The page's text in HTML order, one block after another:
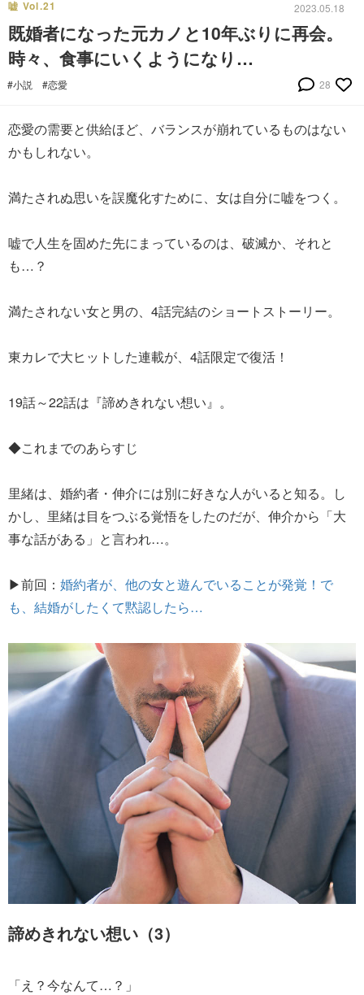
嘘 Vol.21 2023.05.18
既婚者になった元カノと10年ぶりに再会。
時々、食事にいくようになり…
#小説 #恋愛 28
恋愛の需要と供給ほど、バランスが崩れているものはない
かもしれない。
満たされぬ思いを誤魔化すために、女は自分に嘘をつく。
嘘で人生を固めた先にまっているのは、破滅か、それと
も…？
満たされない女と男の、4話完結のショートストーリー。
東カレで大ヒットした連載が、4話限定で復活！
19話～22話は『諦めきれない想い』。
◆これまでのあらすじ
里緒は、婚約者・伸介には別に好きな人がいると知る。し
かし、里緒は目をつぶる覚悟をしたのだが、伸介から「大
事な話がある」と言われ…。
▶前回： 婚約者が、他の女と遊んでいることが発覚！で
も、結婚がしたくて黙認したら…
諦めきれない想い（3）
「え？今なんて…？」